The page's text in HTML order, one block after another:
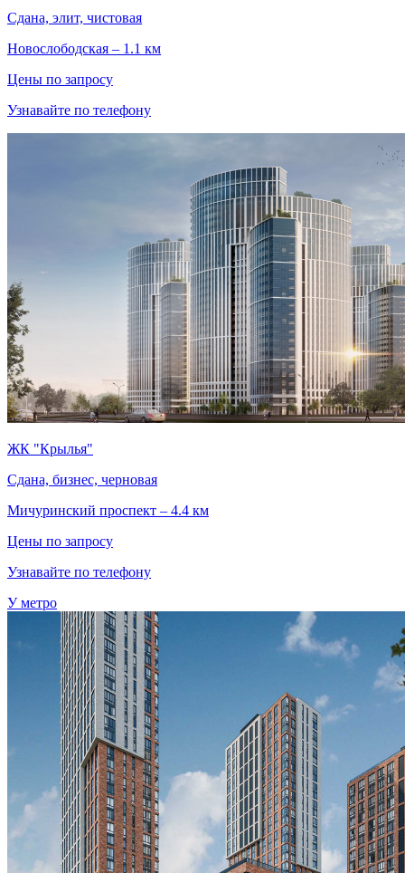
Сдана, элит, чистовая
Новослободская – 1.1 км
Цены по запросу
Узнавайте по телефону
ЖК "Крылья"
Сдана, бизнес, черновая
Мичуринский проспект – 4.4 км
Цены по запросу
Узнавайте по телефону
У метро